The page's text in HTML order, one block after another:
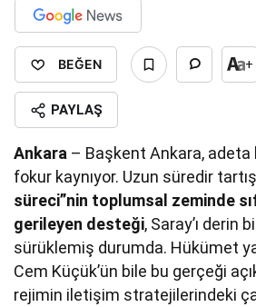
BEĞEN +
PAYLAŞ
Ankara – Başkent Ankara, adeta
fokur kaynıyor. Uzun süredir
süreci”nin toplumsal zeminde
gerileyen desteği, Saray’ı derin
sürüklemiş durumda. Hükümet
Cem Küçük’ün bile bu gerçeği
rejimin iletişim stratejilerindeki